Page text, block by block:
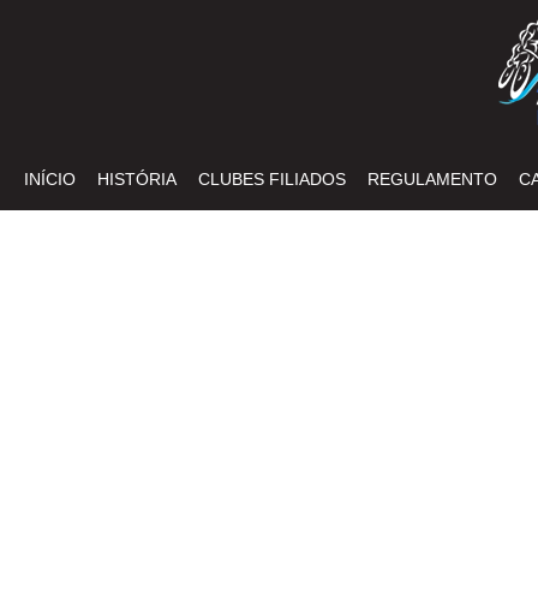
INÍCIO HISTÓRIA CLUBES FILIADOS REGULAMENTO